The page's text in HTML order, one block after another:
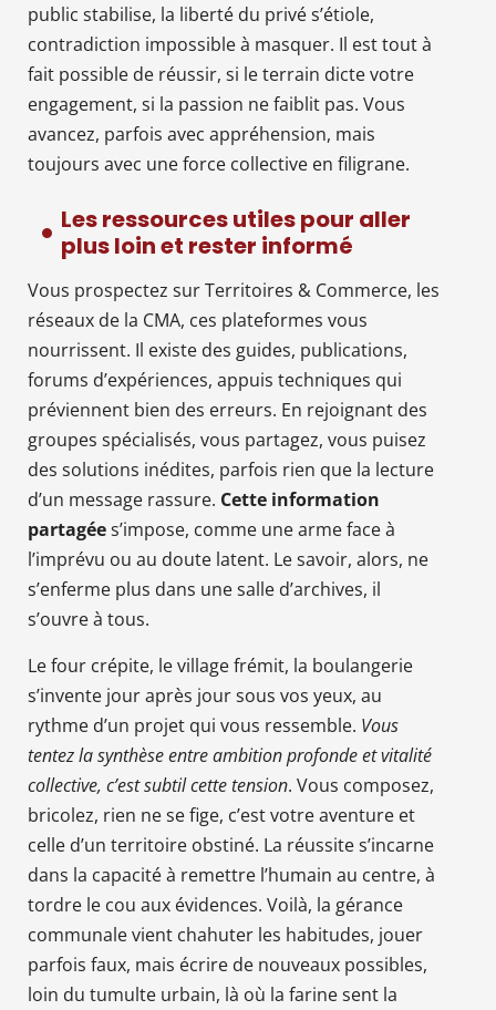
public stabilise, la liberté du privé s’étiole,
contradiction impossible à masquer. Il est tout à
fait possible de réussir, si le terrain dicte votre
engagement, si la passion ne faiblit pas. Vous
avancez, parfois avec appréhension, mais
toujours avec une force collective en filigrane.
Les ressources utiles pour aller
plus loin et rester informé
Vous prospectez sur Territoires & Commerce, les
réseaux de la CMA, ces plateformes vous
nourrissent. Il existe des guides, publications,
forums d’expériences, appuis techniques qui
préviennent bien des erreurs. En rejoignant des
groupes spécialisés, vous partagez, vous puisez
des solutions inédites, parfois rien que la lecture
d’un message rassure. Cette information
partagées’impose, comme une arme face à
l’imprévu ou au doute latent. Le savoir, alors, ne
s’enferme plus dans une salle d’archives, il
s’ouvre à tous.
Le four crépite, le village frémit, la boulangerie
s’invente jour après jour sous vos yeux, au
rythme d’un projet qui vous ressemble. Vous
tentez la synthèse entre ambition profonde et vitalité
collective, c’est subtil cette tension. Vous composez,
bricolez, rien ne se fige, c’est votre aventure et
celle d’un territoire obstiné. La réussite s’incarne
dans la capacité à remettre l’humain au centre, à
tordre le cou aux évidences. Voilà, la gérance
communale vient chahuter les habitudes, jouer
parfois faux, mais écrire de nouveaux possibles,
loin du tumulte urbain, là où la farine sent la